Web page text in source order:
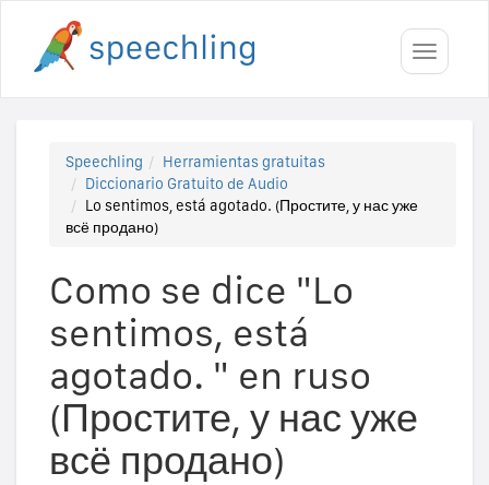
Toggle
Speechling
Herramientas gratuitas
Diccionario Gratuito de Audio
Lo sentimos, está agotado. (Простите, у нас уже
всё продано)
Como se dice "Lo
sentimos, está
agotado. " en ruso
(Простите, у нас уже
всё продано)